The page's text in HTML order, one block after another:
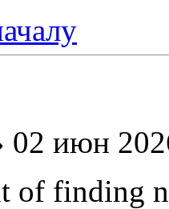
02 июн
of finding